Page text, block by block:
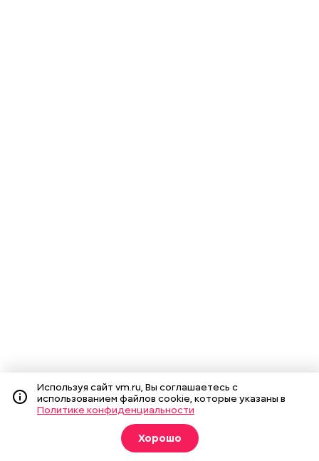
Используя сайт vm.ru, Вы соглашаетесь с
использованием файлов cookie, которые указаны в
Политике конфиденциальности
Хорошо